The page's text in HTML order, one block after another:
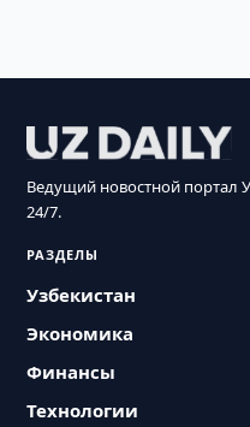
Ведущий новостной портал
24/7.
РАЗДЕЛЫ
Узбекистан
Экономика
Финансы
Технологии